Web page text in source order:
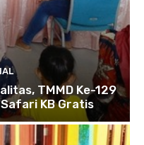
TMMD Ke-129
KB Gratis